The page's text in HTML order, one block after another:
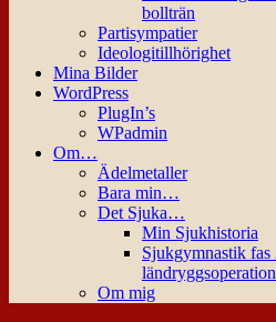
bollträn
Partisympatier
Ideologitillhörighet
Mina Bilder
WordPress
PlugIn’s
WPadmin
Om…
Ädelmetaller
Bara min…
Det Sjuka…
Min Sjukhistoria
Sjukgymnastik
Om mig